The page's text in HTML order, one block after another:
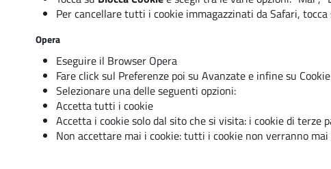
Per cancellare tutti i cookie immagazzinati da Safari, tocca
Opera
Eseguire il Browser Opera
Fare click sul Preferenze poi su Avanzate e infine su Cookie
Selezionare una delle seguenti opzioni:
Accetta tutti i cookie
Accetta i cookie solo dal sito che si visita: i cookie di
Non accettare mai i cookie: tutti i cookie non verranno